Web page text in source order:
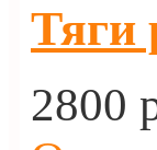
Тяги
2800